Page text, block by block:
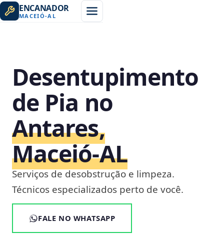
ENCANADOR
MACEIÓ-AL
Desentupimento
de Pia no
Antares,
Maceió‑AL
Serviços de desobstrução e limpeza.
Técnicos especializados perto de você.
FALE NO WHATSAPP